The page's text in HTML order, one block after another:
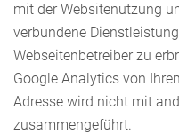
mit der Websitenutzung
verbundene
Webseitenbetreiber zu
Google Analytics von
Adresse wird nicht mit
zusammengeführt.